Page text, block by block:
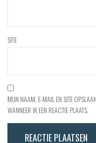
SITE
MIJN NAAM, E-MAIL EN SITE
WANNEER IK EEN REACTIE PLAATS.